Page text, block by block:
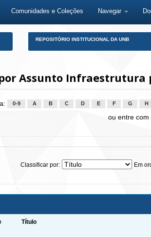
Comunidades e Coleções Navegar
REPOSITÓRIO INSTITUCIONAL DA UNB
Assunto Infraestrutura
0-9 A B C D E F G H
ou entre com
Classificar por: Em
Título